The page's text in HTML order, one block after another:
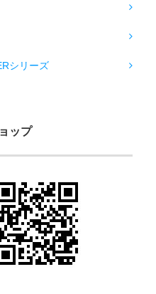
シリーズ
ップ